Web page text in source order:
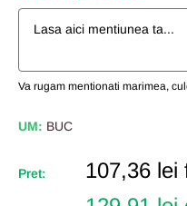
Va rugam mentionati marimea,
UM: BUC
Pret:
Pret
107,36 lei